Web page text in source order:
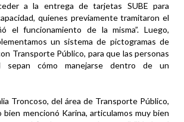
a la entrega de tarjetas SUBE para
quienes previamente tramitaron el
el funcionamiento de la misma”. Luego,
un sistema de pictogramas de
Transporte Público, para que las personas
sepan cómo manejarse dentro de un
Troncoso, del área de Transporte Público,
bien mencionó Karina, articulamos muy bien